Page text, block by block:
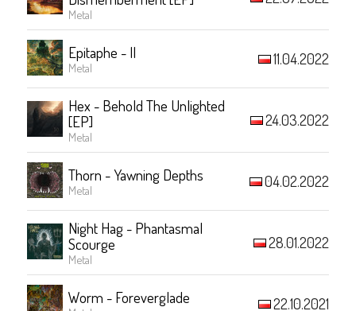
Metal
Epitaphe - II
Metal 11.04.2022
Hex - Behold The Unlighted
[EP]
Metal
24.03.2022
Thorn - Yawning Depths
Metal 04.02.2022
Night Hag - Phantasmal
Scourge
Metal
28.01.2022
Worm - Foreverglade 22.10.2021